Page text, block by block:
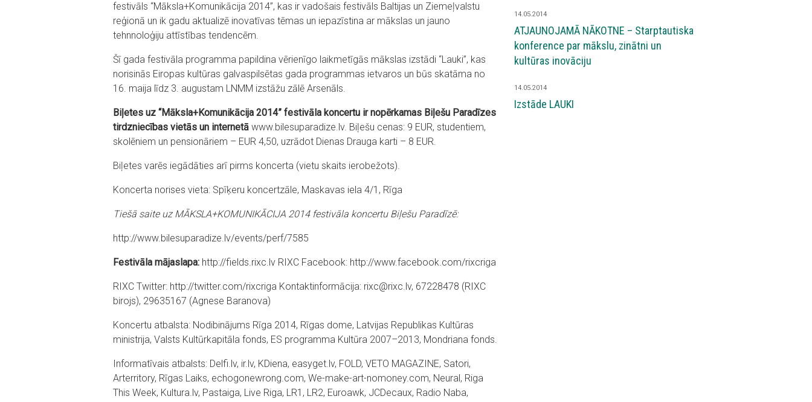
festivāls “Māksla+Komunikācija 2014”, kas ir vadošais festivāls Baltijas un Ziemeļvalstu
reģionā un ik gadu aktualizē inovatīvas tēmas un iepazīstina ar mākslas un jauno
tehnnoloģiju attīstības tendencēm.
Šī gada festivāla programma papildina vērienīgo laikmetīgās mākslas izstādi “Lauki”, kas
norisinās Eiropas kultūras galvaspilsētas gada programmas ietvaros un būs skatāma no
16. maija līdz 3. augustam LNMM izstāžu zālē Arsenāls.
Biļetes uz “Māksla+Komunikācija 2014” festivāla koncertu ir nopērkamas Biļešu Paradīzes
tirdzniecības vietās un internetā www.bilesuparadize.lv. Biļešu cenas: 9 EUR, studentiem,
skolēniem un pensionāriem – EUR 4,50, uzrādot Dienas Drauga karti – 8 EUR.
Biļetes varēs iegādāties arī pirms koncerta (vietu skaits ierobežots).
Koncerta norises vieta: Spīķeru koncertzāle, Maskavas iela 4/1, Rīga
Tiešā saite uz MĀKSLA+KOMUNIKĀCIJA 2014 festivāla koncertu Biļešu Paradīzē:
http://www.bilesuparadize.lv/events/perf/7585
Festivāla mājaslapa: http://fields.rixc.lv RIXC Facebook: http://www.facebook.com/rixcriga
RIXC Twitter: http://twitter.com/rixcriga Kontaktinformācija: rixc@rixc.lv, 67228478 (RIXC
birojs), 29635167 (Agnese Baranova)
Koncertu atbalsta: Nodibinājums Rīga 2014, Rīgas dome, Latvijas Republikas Kultūras
ministrija, Valsts Kultūrkapitāla fonds, ES programma Kultūra 2007–2013, Mondriana fonds.
Informatīvais atbalsts: Delfi.lv, ir.lv, KDiena, easyget.lv, FOLD, VETO MAGAZINE, Satori,
Arterritory, Rīgas Laiks, echogonewrong.com, We-make-art-nomoney.com, Neural, Riga
This Week, Kultura.lv, Pastaiga, Live Riga, LR1, LR2, Euroawk, JCDecaux, Radio Naba,
14.05.2014
ATJAUNOJAMĀ NĀKOTNE – Starptautiska
konference par mākslu, zinātni un
kultūras inovāciju
14.05.2014
Izstāde LAUKI